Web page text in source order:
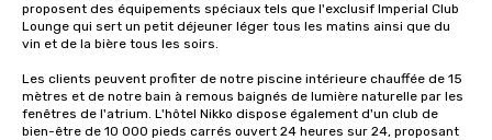
proposent des équipements spéciaux tels que l'exclusif Imperial Club
Lounge qui sert un petit déjeuner léger tous les matins ainsi que du
vin et de la bière tous les soirs.
Les clients peuvent profiter de notre piscine intérieure chauffée de 15
mètres et de notre bain à remous baignés de lumière naturelle par les
fenêtres de l'atrium. L'hôtel Nikko dispose également d'un club de
bien-être de 10 000 pieds carrés ouvert 24 heures sur 24, proposant